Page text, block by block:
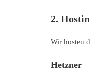
2.
Wir hosten
Hetzner